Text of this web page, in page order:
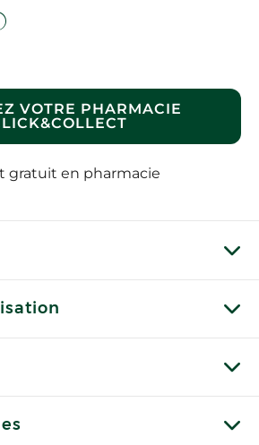
VOTRE PHARMACIE
gratuit en pharmacie